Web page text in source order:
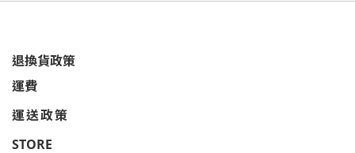
退換貨政策
運費
運送政策
STORE